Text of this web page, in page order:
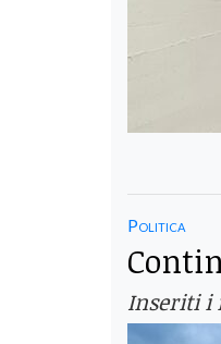
Politica
Inseriti i